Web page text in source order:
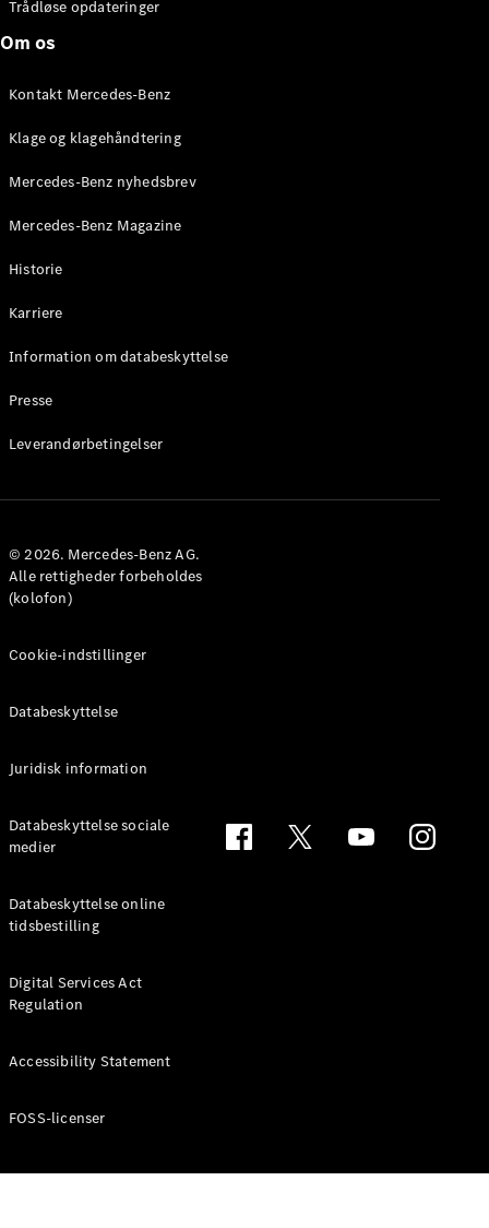
Trådløse opdateringer
Om os
Kontakt Mercedes-Benz
Klage og klagehåndtering
Mercedes-Benz nyhedsbrev
Mercedes-Benz Magazine
Historie
Karriere
Information om databeskyttelse
Presse
Leverandørbetingelser
© 2026. Mercedes-Benz AG.
Alle rettigheder forbeholdes
(kolofon)
Cookie-indstillinger
Databeskyttelse
Juridisk information
Databeskyttelse sociale
medier
Databeskyttelse online
tidsbestilling
Digital Services Act
Regulation
Accessibility Statement
FOSS-licenser